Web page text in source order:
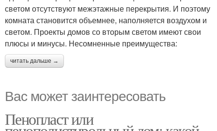
светом отсутствуют межэтажные перекрытия. И поэтому
комната становится объемнее, наполняется воздухом и
светом. Проекты домов со вторым светом имеют свои
плюсы и минусы. Несомненные преимущества:
читать дальше →
Вас может заинтересовать
Пенопласт или